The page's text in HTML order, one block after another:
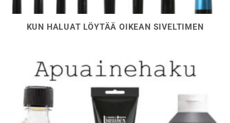
KUN HALUAT LÖYTÄÄ OIKEAN SIVELTIMEN